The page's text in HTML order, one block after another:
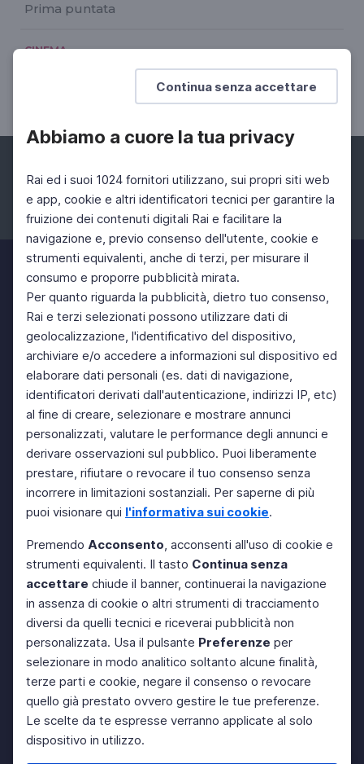
Continua senza accettare
Abbiamo a cuore la tua privacy
Rai ed i suoi 1024 fornitori utilizzano, sui propri siti web
e app, cookie e altri identificatori tecnici per garantire la
fruizione dei contenuti digitali Rai e facilitare la
navigazione e, previo consenso dell'utente, cookie e
strumenti equivalenti, anche di terzi, per misurare il
consumo e proporre pubblicità mirata.
Per quanto riguarda la pubblicità, dietro tuo consenso,
Rai e terzi selezionati possono utilizzare dati di
geolocalizzazione, l'identificativo del dispositivo,
archiviare e/o accedere a informazioni sul dispositivo ed
elaborare dati personali (es. dati di navigazione,
identificatori derivati dall'autenticazione, indirizzi IP, etc)
al fine di creare, selezionare e mostrare annunci
personalizzati, valutare le performance degli annunci e
derivare osservazioni sul pubblico. Puoi liberamente
prestare, rifiutare o revocare il tuo consenso senza
incorrere in limitazioni sostanziali. Per saperne di più
puoi visionare qui l'informativa sui cookie.
Premendo Acconsento, acconsenti all'uso di cookie e
strumenti equivalenti. Il tasto Continua senza
accettare chiude il banner, continuerai la navigazione
in assenza di cookie o altri strumenti di tracciamento
diversi da quelli tecnici e riceverai pubblicità non
personalizzata. Usa il pulsante Preferenze per
selezionare in modo analitico soltanto alcune finalità,
terze parti e cookie, negare il consenso o revocare
quello già prestato ovvero gestire le tue preferenze.
Le scelte da te espresse verranno applicate al solo
dispositivo in utilizzo.
Prima puntata
CINEMA
"Marco Polo" di Giuliano Montaldo
Facebook Instagram Twitter